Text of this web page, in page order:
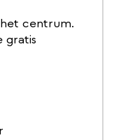
centrum.
gratis